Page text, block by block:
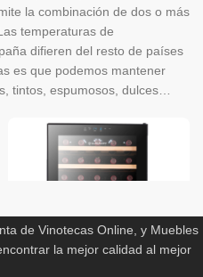
la combinación de dos o más
temperaturas de
difieren del resto de países
es que podemos mantener
tintos, espumosos, dulces…
de Vinotecas Online, y Muebles
la mejor calidad al mejor